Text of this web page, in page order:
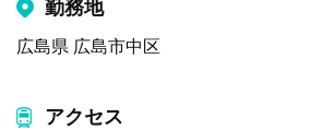
勤務地
広島県 広島市中区
アクセス